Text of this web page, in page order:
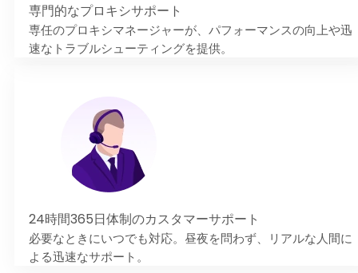
専門的なプロキシサポート
専任のプロキシマネージャーが、パフォーマンスの向上や迅
速なトラブルシューティングを提供。
24時間365日体制のカスタマーサポート
必要なときにいつでも対応。昼夜を問わず、リアルな人間に
よる迅速なサポート。